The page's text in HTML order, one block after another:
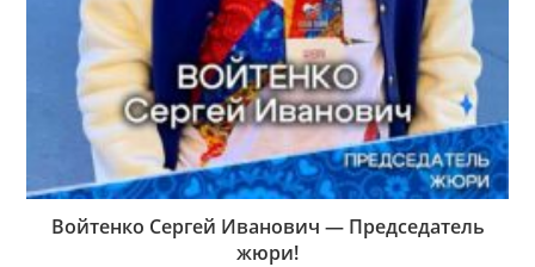
Войтенко Сергей Иванович — Председатель
жюри!